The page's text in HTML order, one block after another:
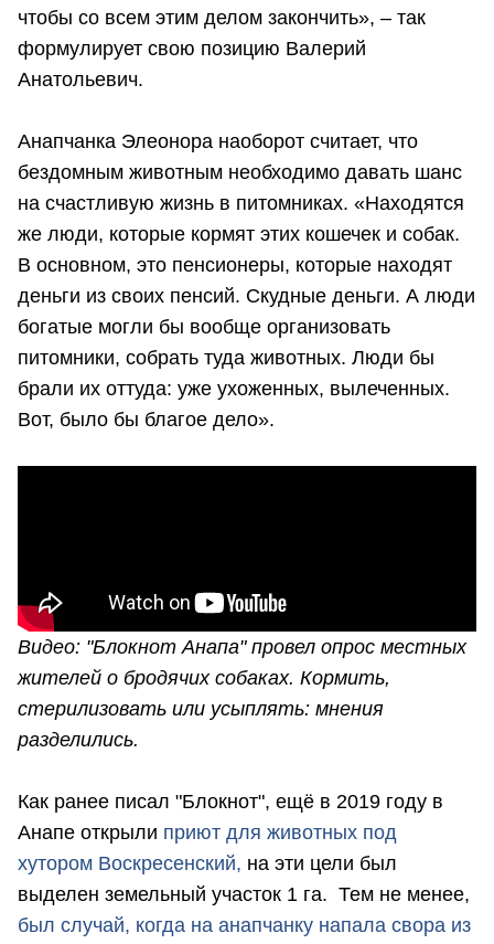
чтобы со всем этим делом закончить», – так
формулирует свою позицию Валерий
Анатольевич.
Анапчанка Элеонора наоборот считает, что
бездомным животным необходимо давать шанс
на счастливую жизнь в питомниках. «Находятся
же люди, которые кормят этих кошечек и собак.
В основном, это пенсионеры, которые находят
деньги из своих пенсий. Скудные деньги. А люди
богатые могли бы вообще организовать
питомники, собрать туда животных. Люди бы
брали их оттуда: уже ухоженных, вылеченных.
Вот, было бы благое дело».
Видео: "Блокнот Анапа" провел опрос местных
жителей о бродячих собаках. Кормить,
стерилизовать или усыплять: мнения
разделились.
Как ранее писал "Блокнот", ещё в 2019 году в
Анапе открыли приют для животных под
хутором Воскресенский, на эти цели был
выделен земельный участок 1 га. Тем не менее,
был случай, когда на анапчанку напала свора из